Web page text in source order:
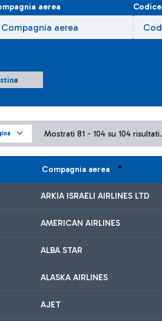
aerea Codice
Mostrati 81 - 104 su 104 risultati.
Compagnia aerea
ARKIA ISRAELI AIRLINES LTD
AMERICAN AIRLINES
ALBA STAR
ALASKA AIRLINES
AJET